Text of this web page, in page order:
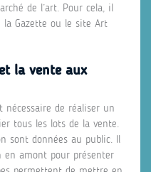
de l’art. Pour cela, il
la Gazette ou le site Art
la vente aux
de réaliser un
tous les lots de la vente.
sont données au public. Il
amont pour présenter